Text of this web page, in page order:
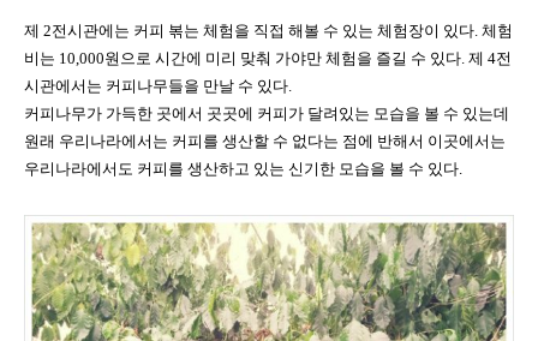
제 2전시관에는 커피 볶는 체험을 직접 해볼 수 있는 체험장이 있다 체험
비는 10,000원으로 시간에 미리 맞춰 가야만 체험을 즐길 수 있다 제 4전
시관에서는 커피나무들을 만날 수 있다
커피나무가 가득한 곳에서 곳곳에 커피가 달려있는 모습을 볼 수 있는데
원래 우리나라에서는 커피를 생산할 수 없다는 점에 반해서 이곳에서는
우리나라에서도 커피를 생산하고 있는 신기한 모습을 볼 수 있다